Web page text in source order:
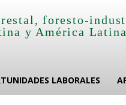
foresto-
y América
LABORALES